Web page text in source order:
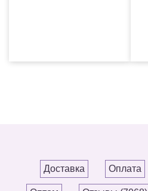
Доставка Оплата